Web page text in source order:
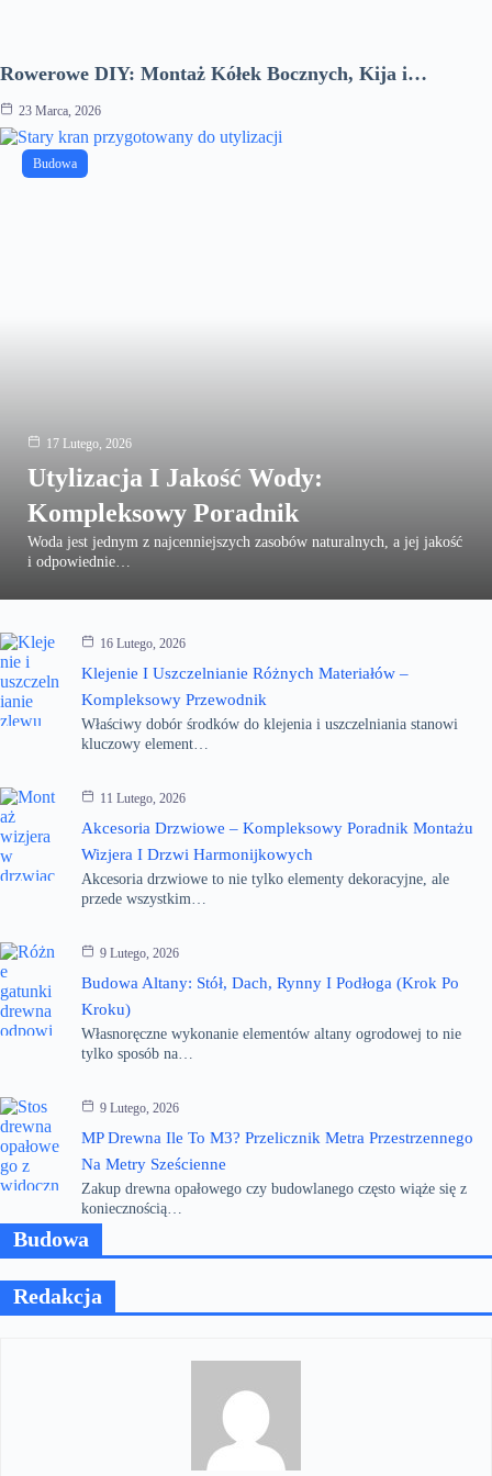
Rowerowe DIY: Montaż Kółek Bocznych, Kija i…
23 Marca, 2026
Budowa
17 Lutego, 2026
Utylizacja I Jakość Wody:
Kompleksowy Poradnik
Woda jest jednym z najcenniejszych zasobów naturalnych, a jej jakość
i odpowiednie…
16 Lutego, 2026
Klejenie I Uszczelnianie Różnych Materiałów –
Kompleksowy Przewodnik
Właściwy dobór środków do klejenia i uszczelniania stanowi
kluczowy element…
11 Lutego, 2026
Akcesoria Drzwiowe – Kompleksowy Poradnik Montażu
Wizjera I Drzwi Harmonijkowych
Akcesoria drzwiowe to nie tylko elementy dekoracyjne, ale
przede wszystkim…
9 Lutego, 2026
Budowa Altany: Stół, Dach, Rynny I Podłoga (Krok Po
Kroku)
Własnoręczne wykonanie elementów altany ogrodowej to nie
tylko sposób na…
9 Lutego, 2026
MP Drewna Ile To M3? Przelicznik Metra Przestrzennego
Na Metry Sześcienne
Zakup drewna opałowego czy budowlanego często wiąże się z
koniecznością…
Budowa
Redakcja